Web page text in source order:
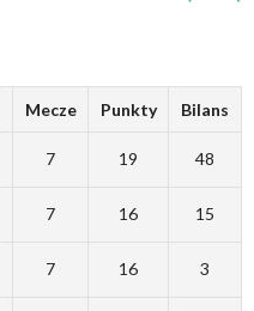
Mecze Punkty Bilans
7 19 48
7 16 15
7 16 3